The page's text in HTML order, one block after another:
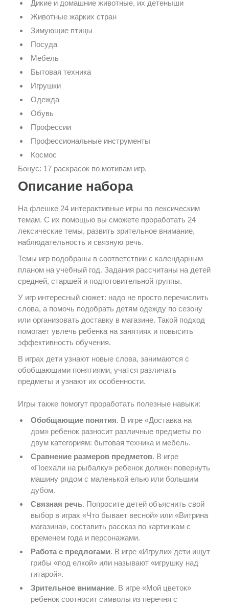
Дикие и домашние животные, их детеныши
Животные жарких стран
Зимующие птицы
Посуда
Мебель
Бытовая техника
Игрушки
Одежда
Обувь
Профессии
Профессиональные инструменты
Космос
Бонус: 17 раскрасок по мотивам игр.
Описание набора
На флешке 24 интерактивные игры по лексическим
темам. С их помощью вы сможете проработать 24
лексические темы, развить зрительное внимание,
наблюдательность и связную речь.
Темы игр подобраны в соответствии с календарным
планом на учебный год. Задания рассчитаны на детей
средней, старшей и подготовительной группы.
У игр интересный сюжет: надо не просто перечислить
слова, а помочь подобрать детям одежду по сезону
или организовать доставку в магазине. Такой подход
помогает увлечь ребенка на занятиях и повысить
эффективность обучения.
В играх дети узнают новые слова, занимаются с
обобщающими понятиями, учатся различать
предметы и узнают их особенности.
Игры также помогут проработать полезные навыки:
Обобщающие понятия. В игре «Доставка на
дом» ребенок разносит различные предметы по
двум категориям: бытовая техника и мебель.
Сравнение размеров предметов. В игре
«Поехали на рыбалку» ребенок должен повернуть
машину рядом с маленькой елью или большим
дубом.
Связная речь. Попросите детей объяснить свой
выбор в играх «Что бывает весной» или «Витрина
магазина», составить рассказ по картинкам с
временем года и персонажами.
Работа с предлогами. В игре «Игрули» дети ищут
грибы «под елкой» или называют «игрушку над
гитарой».
Зрительное внимание. В игре «Мой цветок»
ребенок соотносит символы из перечня с